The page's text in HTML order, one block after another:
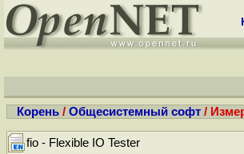
Корень / Общесистемный софт /
fio - Flexible IO Tester